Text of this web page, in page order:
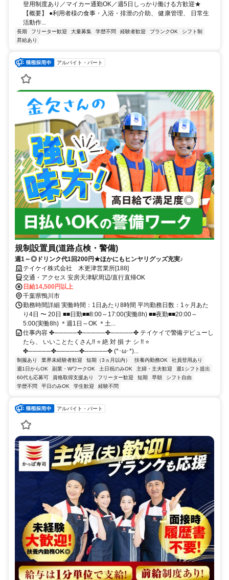
登用制度あり／マイカー通勤OK／週5日しっかり働ける方歓迎★
【概要】 ●利用者様の食事・入浴・排泄の介助、 健康管理、 日常生
活動作...
長期 フリーター歓迎 大量募集 学歴不問 経験者歓迎 ブランクOK
シフト制
昇給あり
アルバイト・パート
規制設置員(道路点検・警備)
週1～◎ドリンク代1回200円★ほかにもヒンヤリグッズ充実♪
テイケイ株式会社 木更津営業所[188]
交通・アクセス 安房天津駅周辺/直行直帰OK
日給14,500円以上
千葉県鴨川市
勤務時間詳細 実働時間：1日あたり8時間 平均勤務日数：1ヶ月あた
り4日 〜 20日 ■■日勤■■8:00～17:00(実働8h) ■■夜勤■■20:00～
5:00(実働8h) ＊週1日～OK ＊土...
仕事内容 ✤─────✤─────✤─────✤ テイケイで警備デビューし
たら、 いいことたくさん!! ⭐ 絶 対 損 ナ シ !! ⭐
✤─────✤─────✤─────✤ (*･ω･*)...
制服あり 業界未経験者歓迎 短期（3ヵ月以内） 扶養内勤務OK
社員登用あり
週1日からOK
副業・WワークOK 土日祝のみOK 主婦・主夫歓迎
週1シフト提出
60代も応募可
資格取得支援あり フリーター歓迎 短期 早朝
シフト自由
学歴不問
平日のみOK 学生歓迎 経験不問
アルバイト・パート